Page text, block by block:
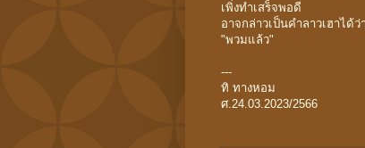
เพิ่งทำเสร็จพอดี
อาจกล่าวเป็นคำลาวเฮาได้ว่
"พวมแล้ว"
---
ทิ ทางหอม
ศ.24.03.2023/2566